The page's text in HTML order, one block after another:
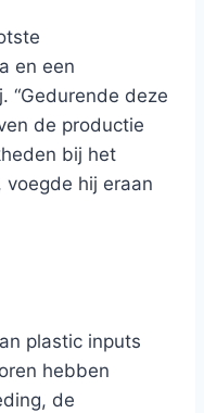
en een
“Gedurende deze
de productie
bij het
voegde hij eraan
plastic inputs
hebben
de